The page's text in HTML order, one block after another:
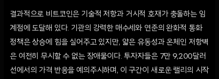
결과적으로 비트코인은 기술적 저항과 거시적 호재가 충돌하는 임
계점에 도달해 있다. 기관의 강력한 매수세와 연준의 완화적 통화
정책은 상승에 힘을 실어주고 있지만, 얇은 유동성과 온체인 저항벽
은 여전히 무시할 수 없는 장애물이다. 투자자들은 7만 9,200달러
선에서의 가격 반응을 예의주시하며, 이 구간이 새로운 랠리의 시작